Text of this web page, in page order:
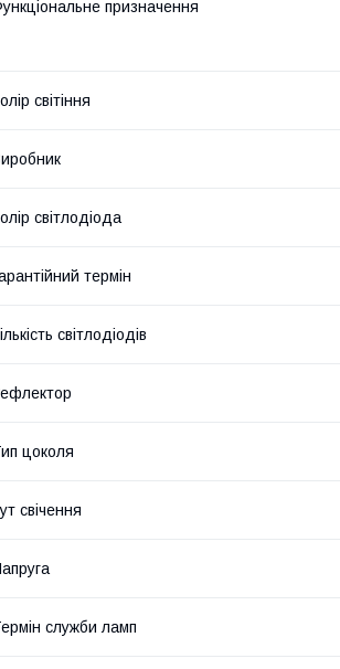
призначення
світіння
світлодіода
термін
світлодіодів
цоколя
свічення
служби ламп